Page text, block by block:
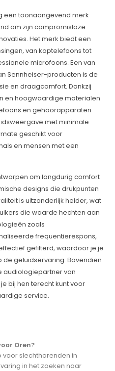
een toonaangevend merk
om zijn compromisloze
Het merk biedt een
van koptelefoons tot
microfoons. Een van
Sennheiser-producten is de
en draagcomfort. Dankzij
en hoogwaardige materialen
en gehoorapparaten
met minimale
geschikt voor
en mensen met een
om langdurig comfort
designs die drukpunten
is uitzonderlijk helder, wat
die waarde hechten aan
zoals
frequentierespons,
gefilterd, waardoor je je
geluidservaring. Bovendien
audiologiepartner van
bij hen terecht kunt voor
service.
Oren?
voor slechthorenden in
in het zoeken naar